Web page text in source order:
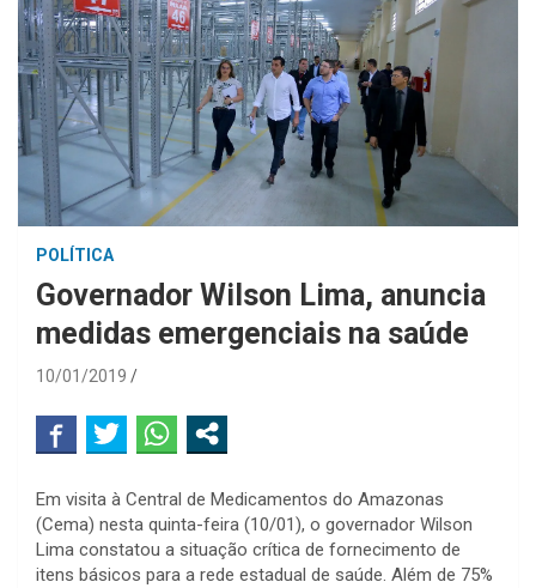
POLÍTICA
Governador Wilson Lima, anuncia
medidas emergenciais na saúde
10/01/2019
Em visita à Central de Medicamentos do Amazonas
(Cema) nesta quinta-feira (10/01), o governador Wilson
Lima constatou a situação crítica de fornecimento de
itens básicos para a rede estadual de saúde. Além de 75%